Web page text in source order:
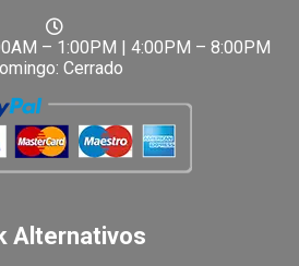
– 1:00PM | 4:00PM – 8:00PM
Cerrado
Alternativos